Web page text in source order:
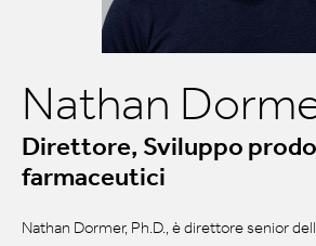
Nathan
Direttore, Sviluppo
farmaceutici
Nathan Dormer, Ph.D., è direttore senior